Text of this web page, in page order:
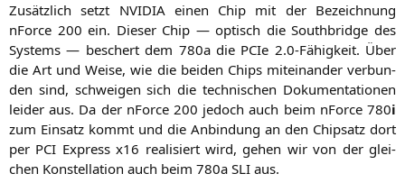
Zusätz­lich setzt NVIDIAeinen Chip mit der Bezeich­nung
nForce 200 ein. Die­ser Chip — optisch die South­bridge des
Sys­tems — beschert dem 780a die PCIe 2.0‑Fähigkeit. Über
die Art und Wei­se, wie die bei­den Chips mit­ein­an­der ver­bun­
den sind, schwei­gen sich die tech­ni­schen Doku­men­ta­tio­nen
lei­der aus. Da der nForce 200 jedoch auch beim nForce 780i
zum Ein­satz kommt und die Anbin­dung an den Chip­satz dort
per PCI Express x16 rea­li­siert wird, gehen wir von der glei­
chen Kon­stel­la­ti­on auch beim 780a SLI aus.